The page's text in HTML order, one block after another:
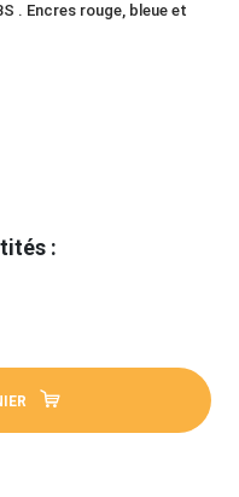
. Encres rouge, bleue et
: